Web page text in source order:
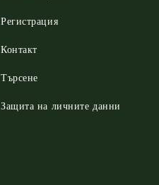
Регистрация
Контакт
Търсене
Защита на личните данни